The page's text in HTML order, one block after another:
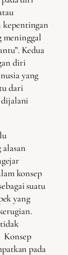
kepentingan
Kedua
diri
yang
dari
dijalani
konsep
suatu
yang
Konsep
pada